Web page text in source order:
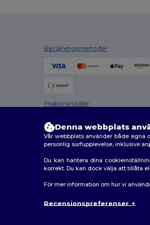
Betalningsmetoder
Fraktmetoder
2026. Alla
Denna webbplats
Vår webbplats använder både egna
personlig surfupplevelse, inklusive
Du kan hantera dina
korrekt. Du kan dock välja att tillåta
För mer information om hur vi
Recensionspreferenser